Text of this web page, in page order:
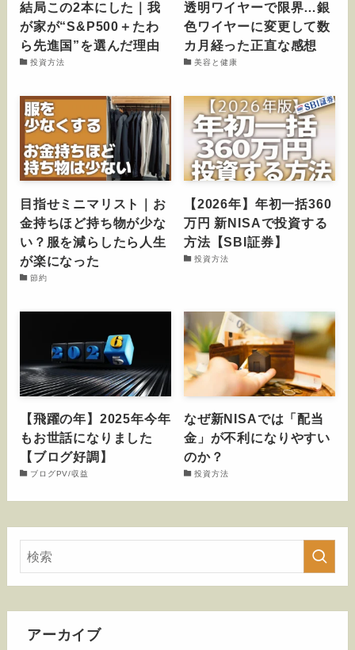
結局この2本にした｜我
が家が“S&P500＋たわ
ら先進国”を選んだ理由
投資方法
透明ワイヤーで限界…銀
色ワイヤーに変更して数
カ月経った正直な感想
美容と健康
目指せミニマリスト｜お
金持ちほど持ち物が少な
い？服を減らしたら人生
が楽になった
節約
【2026年】年初一括360
万円 新NISAで投資する
方法【SBI証券】
投資方法
【飛躍の年】2025年今年
もお世話になりました
【ブログ好調】
ブログPV/収益
なぜ新NISAでは「配当
金」が不利になりやすい
のか？
投資方法
アーカイブ